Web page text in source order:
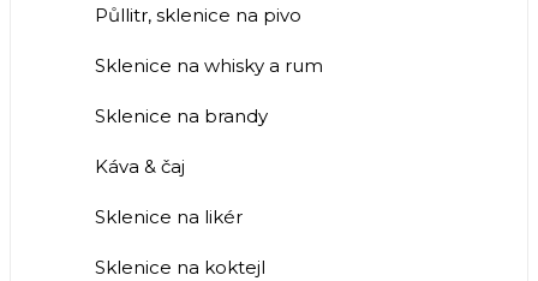
Půllitr, sklenice na pivo
Sklenice na whisky a rum
Sklenice na brandy
Káva & čaj
Sklenice na likér
Sklenice na koktejl